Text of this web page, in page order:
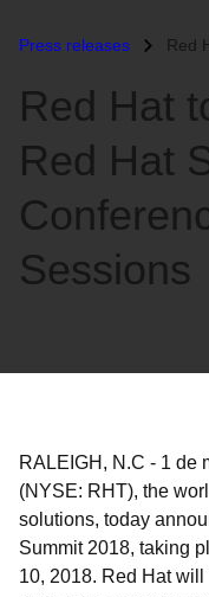
Press releases Red Hat
Red Hat
Red Hat
Sessions
RALEIGH, N.C - 1 de
(NYSE: RHT), the
solutions, today
Summit 2018, taking
10, 2018. Red Hat